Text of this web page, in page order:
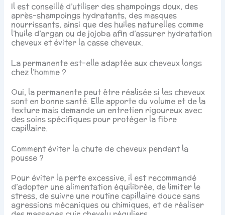
Il est conseillé d’utiliser des shampoings doux, des
après-shampoings hydratants, des masques
nourrissants, ainsi que des huiles naturelles comme
l’huile d’argan ou de jojoba afin d’assurer hydratation
cheveux et éviter la casse cheveux.
La permanente est-elle adaptée aux cheveux longs
chez l’homme ?
Oui, la permanente peut être réalisée si les cheveux
sont en bonne santé. Elle apporte du volume et de la
texture mais demande un entretien rigoureux avec
des soins spécifiques pour protéger la fibre
capillaire.
Comment éviter la chute de cheveux pendant la
pousse ?
Pour éviter la perte excessive, il est recommandé
d’adopter une alimentation équilibrée, de limiter le
stress, de suivre une routine capillaire douce sans
agressions mécaniques ou chimiques, et de réaliser